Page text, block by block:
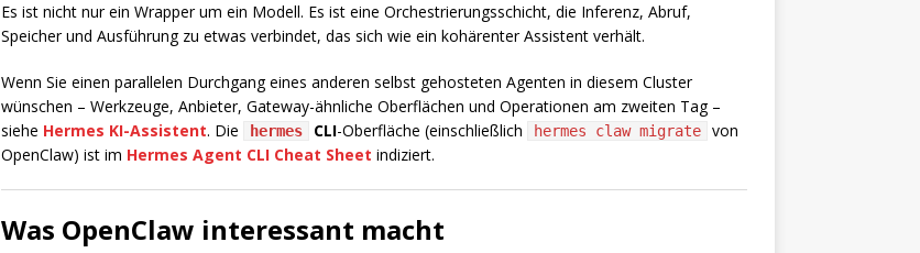
Es ist nicht nur ein Wrapper um ein Modell. Es ist eine Orchestrierungsschicht, die Inferenz, Abruf,
Speicher und Ausführung zu etwas verbindet, das sich wie ein kohärenter Assistent verhält.
Wenn Sie einen parallelen Durchgang eines anderen selbst gehosteten Agenten in diesem Cluster
wünschen – Werkzeuge, Anbieter, Gateway-ähnliche Oberflächen und Operationen am zweiten Tag –
siehe Hermes KI-Assistent. Die hermes CLI-Oberfläche (einschließlich hermes claw migrate
von
OpenClaw) ist im Hermes Agent CLI Cheat Sheet indiziert.
Was OpenClaw interessant macht